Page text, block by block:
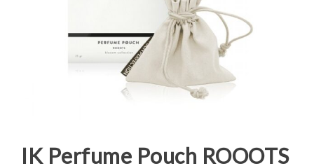
IK Perfume Pouch ROOOTS